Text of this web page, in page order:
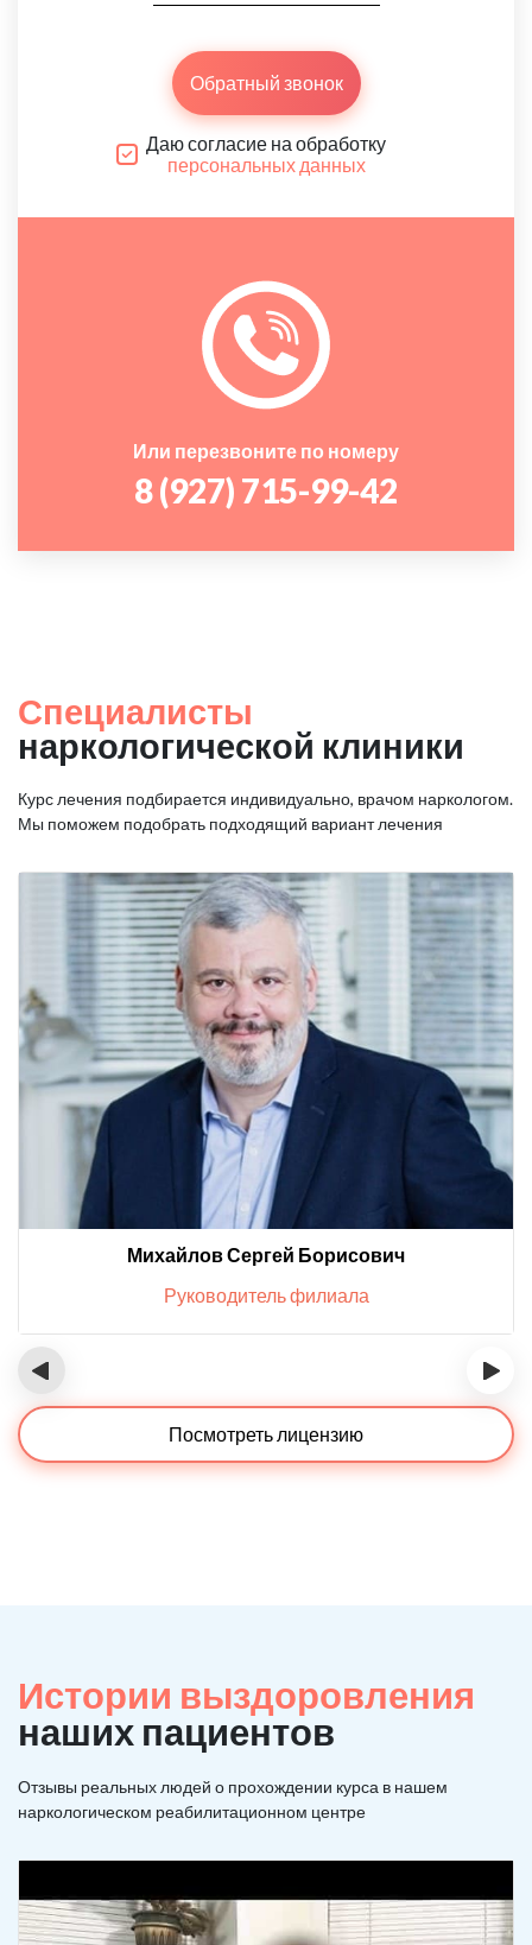
Обратный звонок
Даю согласие на обработку
персональных данных
Или перезвоните по номеру
8 (927) 715-99-42
Специалисты
наркологической клиники
Курс лечения подбирается индивидуально, врачом наркологом.
Мы поможем подобрать подходящий вариант лечения
Михайлов Сергей Борисович
Руководитель филиала
‹ ›
Посмотреть лицензию
Истории выздоровления
наших пациентов
Отзывы реальных людей о прохождении курса в нашем
наркологическом реабилитационном центре